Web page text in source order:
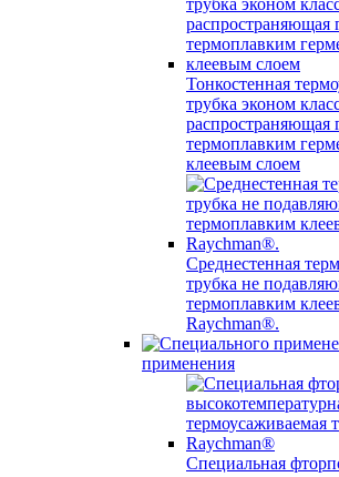
Тонкостенная
трубка эконом
распространяющая
термоплавким
клеевым слоем
Среднестенная
трубка не
термоплавким
Raychman®.
применения
Специальная